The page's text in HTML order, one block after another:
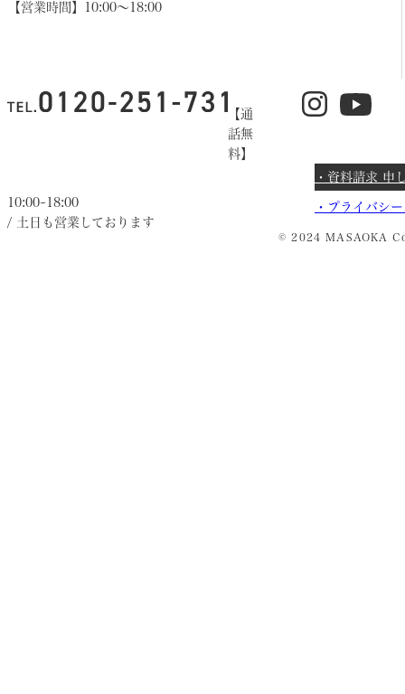
【営業時間】10:00〜18:00
【通
話無
料】
10:00~18:00
/ 土日も営業しております
・資料請求 申
・ プライバシ
© 2024 MASAOKA